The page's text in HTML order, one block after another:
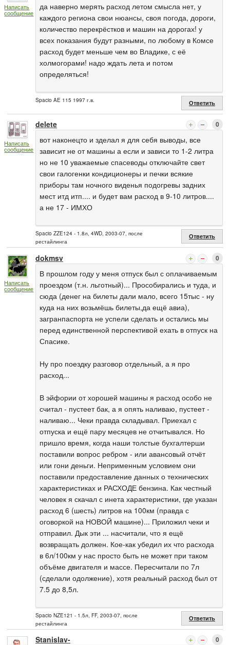
Написать
сообщение
да наверно мерять расход летом смысла нет, у
каждого региона свои нюансы, своя погода, дороги,
количество перекрёстков и машин на дорогах! у
всех показания будут разными, по любому в Комсе
расход будет меньше чем во Владике, с её
холмогорами! надо ждать лета и потом
определяться!
Spacio AE 115 1997 г.в. Ответить
Написать
сообщение
delete 0
вот наконецто и зделал я для себя выводы, все
зависит не от машины а если и зависи то 1-2 литра
но не 10 уважаемые спасеводы отключайте свет
свои галогенки кондиционеры и печки всякие
приборы там ночного виденья подогревы задних
мест итд итп.... и будет вам расход в 9-10 литров....
а не 17 - ИМХО
Spacio ZZE124 - 1.8л, 4WD, 2003-07, после
рестайлинга
Ответить
Написать
сообщение
dokmsv 0
В прошлом году у меня отпуск был с оплачиваемым
проездом (т.н. льготный)... Прособирались и туда, и
сюда (денег на билеты дали мало, всего 15тыс - ну
куда на них возьмёшь билеты,да ещё авиа),
загранпаспорта не успели сделать и остались мы
перед единственной перспективой ехать в отпуск на
Спасике.
Ну про поездку разговор отдельный, а я про
расход...
В эйфории от хорошей машины я расход особо не
считал - пустеет бак, а я опять наливаю, пустеет -
наливаю... Чеки правда складывал. Приехал с
отпуска и ещё пару месяцев не отчитывался. Но
пришло время, когда наши толстые бухгалтерши
поставили вопрос ребром - или авансовый отчёт
или гони деньги. Неприменным условием они
поставили предоставление данных о технических
характеристиках и РАСХОДЕ бензина. Как честный
человек я скачал с инета характеристики, где указан
расход 6 (шесть) литров на 100км (правда с
оговоркой на НОВОЙ машине)... Приложил чеки и
отправил. Дык эти ... насчитали, что я ещё
возвращать должен. Кое-как убедил их что расхода
в 6л/100км у нас просто быть не может при таком
объёме двигателя и массе. Пересчитали по 7л
(сделали одолжение), хотя реальный расход был от
7.5 до 8,5л.
Spacio NZE121 - 1.5л, FF, 2003-07, после
рестайлинга
Ответить
Stanislav- 0